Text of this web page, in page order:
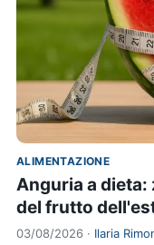
ALIMENTAZIONE
Anguria a dieta:
del frutto
03/08/2026 · Ilaria